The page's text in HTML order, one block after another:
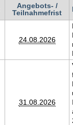
Angebots- /
Teilnahmefrist
24.08.2026
31.08.2026